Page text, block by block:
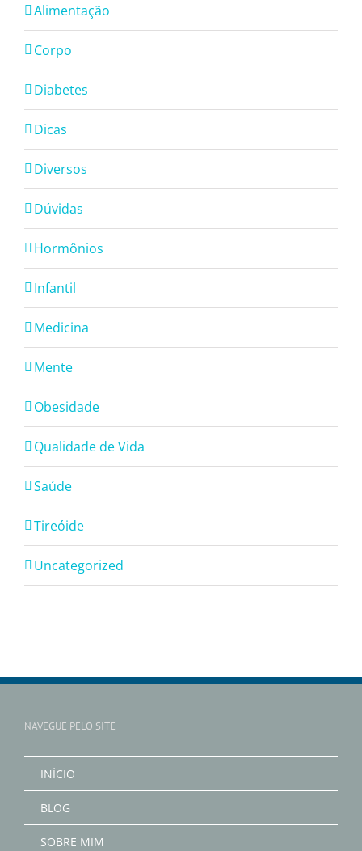
Alimentação
Corpo
Diabetes
Dicas
Diversos
Dúvidas
Hormônios
Infantil
Medicina
Mente
Obesidade
Qualidade de Vida
Saúde
Tireóide
Uncategorized
NAVEGUE PELO SITE
INÍCIO
BLOG
SOBRE MIM